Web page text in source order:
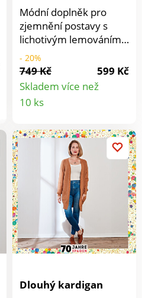
Módní doplněk pro
zjemnění postavy s
lichotivým lemováním
vpředu a úzkými
manžetami. Měkce
počesaná vnitřní
strana. Příjemná,
hřejivá a snadno
Kvalitní žerzej. Hřejivá,
zimní. Vnitřek jemně
broušený. Příjemná
kvalita.
- 20%
749 Kč
599 Kč
Skladem více než
10 ks
Dlouhý kardigan